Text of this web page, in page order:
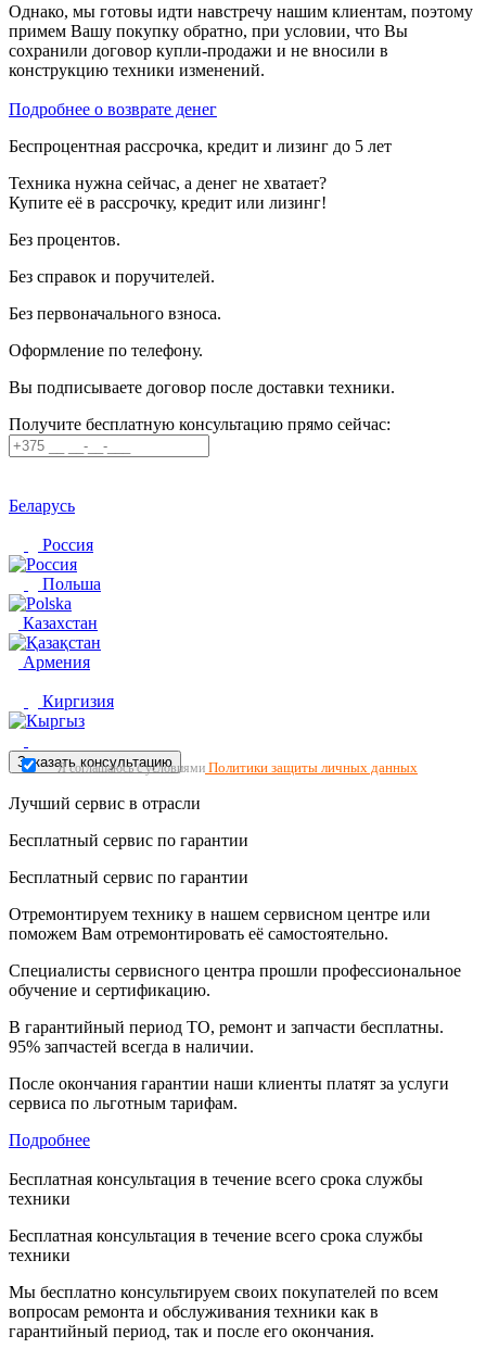
Однако, мы готовы идти навстречу нашим клиентам, поэтому
примем Вашу покупку обратно, при условии, что Вы
сохранили договор купли-продажи и не вносили в
конструкцию техники изменений.
Подробнее о возврате денег
Беспроцентная рассрочка, кредит и лизинг до 5 лет
Техника нужна сейчас, а денег не хватает?
Купите её в рассрочку, кредит или лизинг!
Без процентов.
Без справок и поручителей.
Без первоначального взноса.
Оформление по телефону.
Вы подписываете договор после доставки техники.
Получите бесплатную консультацию прямо сейчас:
Беларусь
Россия
Польша
Казахстан
Армения
Киргизия
Заказать консультацию
Я соглашаюсь с условиями Политики защиты личных данных
Лучший сервис в отрасли
Бесплатный сервис по гарантии
Бесплатный сервис по гарантии
Отремонтируем технику в нашем сервисном центре или
поможем Вам отремонтировать её самостоятельно.
Специалисты сервисного центра прошли профессиональное
обучение и сертификацию.
В гарантийный период ТО, ремонт и запчасти бесплатны.
95% запчастей всегда в наличии.
После окончания гарантии наши клиенты платят за услуги
сервиса по льготным тарифам.
Подробнее
Бесплатная консультация в течение всего срока службы
техники
Бесплатная консультация в течение всего срока службы
техники
Мы бесплатно консультируем своих покупателей по всем
вопросам ремонта и обслуживания техники как в
гарантийный период, так и после его окончания.